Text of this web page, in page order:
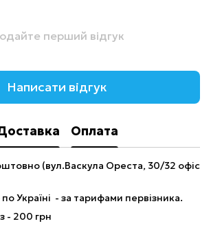
перший відгук
Написати відгук
Оплата
(вул.Васкула Ореста, 30/32 офіс
Україні - за тарифами первізника.
- 200 грн